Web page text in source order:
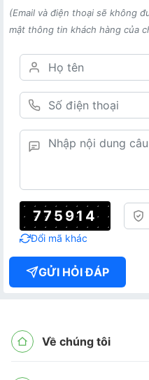
(Email và điện thoại sẽ không
mật thông tin khách hàng của
775914
Đổi mã khác
GỬI HỎI ĐÁP
Về chúng tôi